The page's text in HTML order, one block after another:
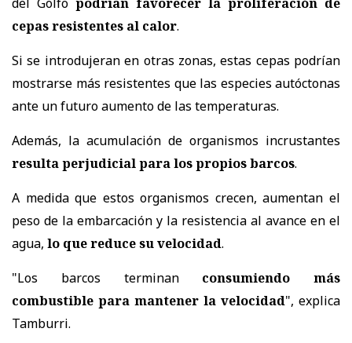
del Golfo podrían favorecer la proliferación de
cepas resistentes al calor.
Si se introdujeran en otras zonas, estas cepas podrían
mostrarse más resistentes que las especies autóctonas
ante un futuro aumento de las temperaturas.
Además, la acumulación de organismos incrustantes
resulta perjudicial para los propios barcos.
A medida que estos organismos crecen, aumentan el
peso de la embarcación y la resistencia al avance en el
agua, lo que reduce su velocidad.
"Los barcos terminan consumiendo más
combustible para mantener la velocidad", explica
Tamburri.